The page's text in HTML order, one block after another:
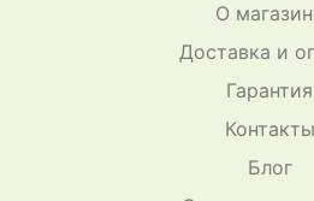
О
Доставка и
Гарантия
Контакты
Блог